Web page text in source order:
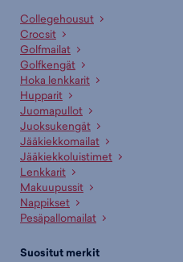
Collegehousut
Crocsit
Golfmailat
Golfkengät
Hoka lenkkarit
Hupparit
Juomapullot
Juoksukengät
Jääkiekkomailat
Jääkiekkoluistimet
Lenkkarit
Makuupussit
Nappikset
Pesäpallomailat
Suositut merkit